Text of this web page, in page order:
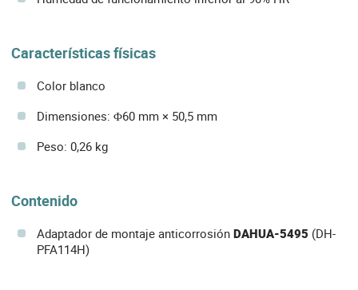
Características físicas
Color blanco
Dimensiones: Φ60 mm × 50,5 mm
Peso: 0,26 kg
Contenido
Adaptador de montaje anticorrosión DAHUA-5495 (DH-
PFA114H)